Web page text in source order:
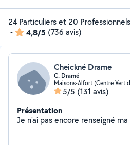
24 Particuliers et 20
-
4,8/5 (736 avis)
Cheickné Drame
C. Dramé
Maisons-Alfort (Centre Vert
5/5 (131 avis)
Présentation